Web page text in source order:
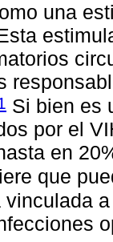
una
Si bien es
por el
en
que